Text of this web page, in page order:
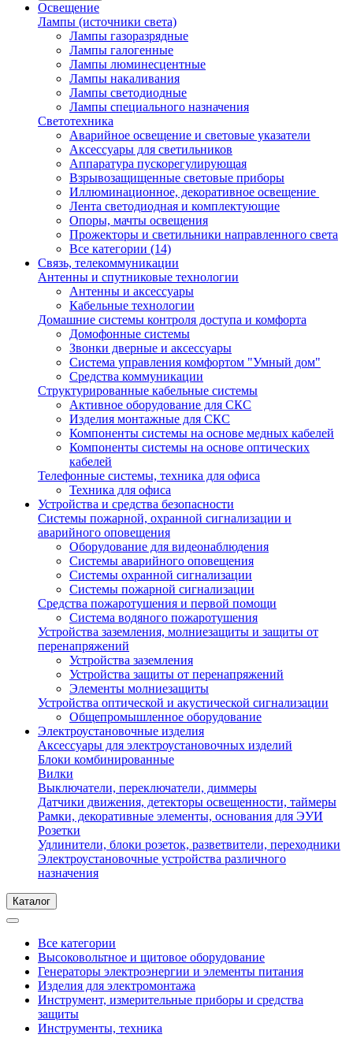
Освещение
Лампы (источники света)
Лампы газоразрядные
Лампы галогенные
Лампы люминесцентные
Лампы накаливания
Лампы светодиодные
Лампы специального назначения
Светотехника
Аварийное освещение и световые указатели
Аксессуары для светильников
Аппаратура пускорегулирующая
Взрывозащищенные световые приборы
Иллюминационное, декоративное освещение
Лента светодиодная и комплектующие
Опоры, мачты освещения
Прожекторы и светильники направленного света
Все категории (14)
Связь, телекоммуникации
Антенны и спутниковые технологии
Антенны и аксессуары
Кабельные технологии
Домашние системы контроля доступа и комфорта
Домофонные системы
Звонки дверные и аксессуары
Система управления комфортом "Умный дом"
Средства коммуникации
Структурированные кабельные системы
Активное оборудование для СКС
Изделия монтажные для СКС
Компоненты системы на основе медных кабелей
Компоненты системы на основе оптических
кабелей
Телефонные системы, техника для офиса
Техника для офиса
Устройства и средства безопасности
Системы пожарной, охранной сигнализации и
аварийного оповещения
Оборудование для видеонаблюдения
Системы аварийного оповещения
Системы охранной сигнализации
Системы пожарной сигнализации
Средства пожаротушения и первой помощи
Система водяного пожаротушения
Устройства заземления, молниезащиты и защиты от
перенапряжений
Устройства заземления
Устройства защиты от перенапряжений
Элементы молниезащиты
Устройства оптической и акустической сигнализации
Общепромышленное оборудование
Электроустановочные изделия
Аксессуары для электроустановочных изделий
Блоки комбинированные
Вилки
Выключатели, переключатели, диммеры
Датчики движения, детекторы освещенности, таймеры
Рамки, декоративные элементы, основания для ЭУИ
Розетки
Удлинители, блоки розеток, разветвители, переходники
Электроустановочные устройства различного
назначения
Каталог
Все категории
Высоковольтное и щитовое оборудование
Генераторы электроэнергии и элементы питания
Изделия для электромонтажа
Инструмент, измерительные приборы и средства
защиты
Инструменты, техника